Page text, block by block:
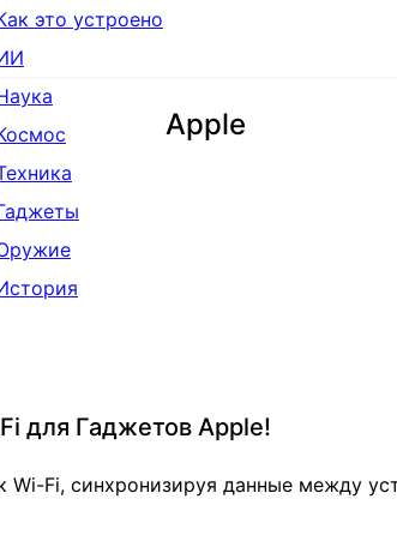
это устроено
Apple
для Гаджетов Apple!
Fi, синхронизируя данные между